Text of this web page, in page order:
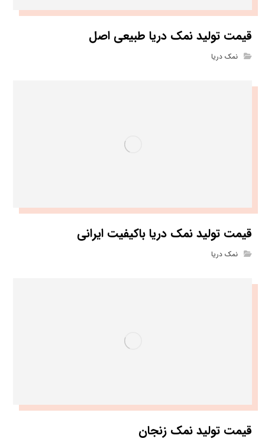
قیمت تولید نمک دریا طبیعی اصل
نمک دریا
قیمت تولید نمک دریا باکیفیت ایرانی
نمک دریا
قیمت تولید نمک زنجان